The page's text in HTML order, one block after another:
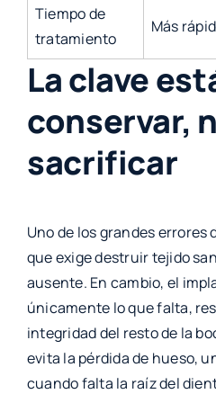
Tiempo de
tratamiento
Más
La clave
conservar,
sacrificar
Uno de los grandes errores
que exige destruir tejido
ausente. En cambio, el
únicamente lo que falta,
integridad del resto de la
evita la pérdida de hueso,
cuando falta la raíz del